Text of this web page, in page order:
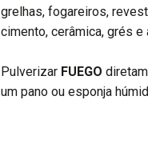
grelhas, fogareiros,
cimento, cerâmica, grés e
Pulverizar FUEGO
um pano ou esponja